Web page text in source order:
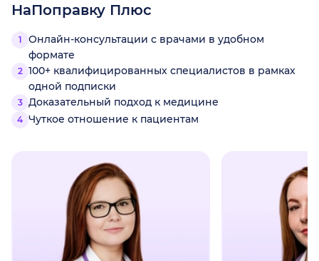
НаПоправку Плюс
Онлайн-консультации с врачами в удобном
формате
100+ квалифицированных специалистов в рамках
одной подписки
Доказательный подход к медицине
Чуткое отношение к пациентам